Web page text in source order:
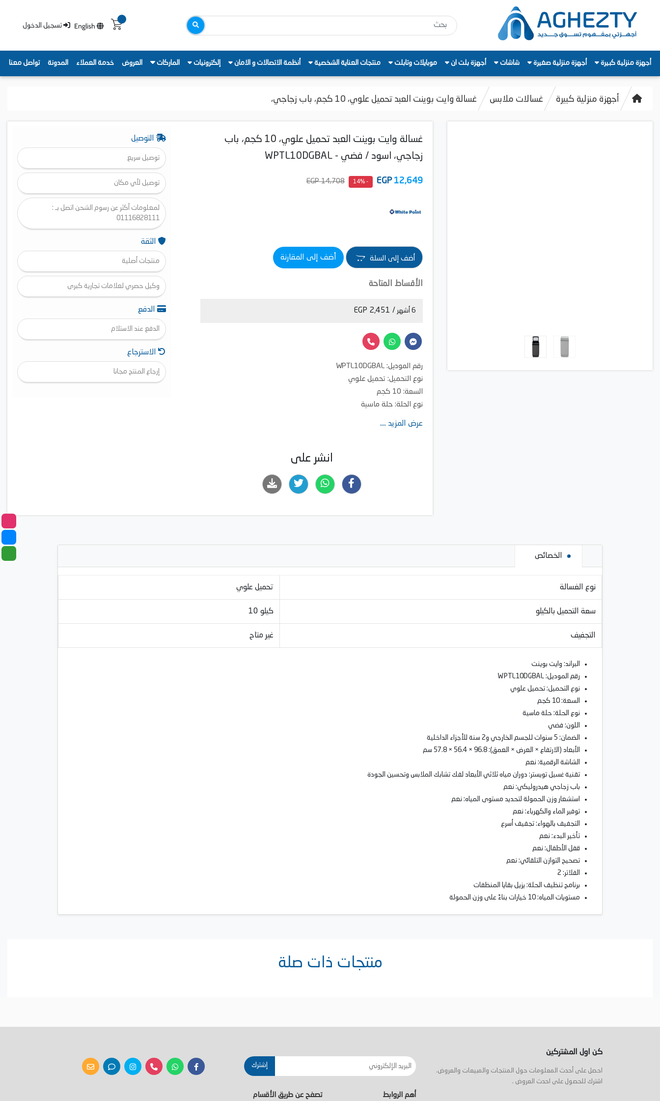
English تسجيل الدخول
أجهزة منزلية كبيرة أجهزة منزلية صغيرة شاشات أجهزة بلت ان موبايلات وتابلت منتجات العناية الشخصية أنظمة الاتصالات و الامان إلكترونيات الماركات العروض خدمة العملاء المدونة تواصل معنا
أجهزة منزلية كبيرة غسالات ملابس غسالة وايت بوينت العبد تحميل علوي، 10 كجم، باب زجاجي،
غسالة وايت بوينت العبد تحميل علوي، 10 كجم، باب
زجاجي، اسود / فضي - WPTL10DGBAL
12,649
EGP
- 14%
14,708 EGP
أضف إلى السلة أضف إلى المقارنة
الأقساط المتاحة
6 أشهر / 2,451 EGP
رقم الموديل: WPTL10DGBAL
نوع التحميل: تحميل علوي
السعة: 10 كجم
نوع الحلة: حلة ماسية
الضمان: 5 سنوات للجسم الخارجي و2 سنة للأجزاء الداخلية
عرض المزيد ....
انشر على
التوصيل
توصيل سريع
توصيل لأي مكان
لمعلومات أكثر عن رسوم الشحن اتصل بـ :
01116828111
الثقة
منتجات أصلية
وكيل حصري لعلامات تجارية كبرى
الدفع
الدفع عند الاستلام
الاسترجاع
إرجاع المنتج مجانا
الخصائص
نوع الغسالة تحميل علوي
سعة التحميل بالكيلو 10 كيلو
التجفيف غير متاح
البراند: وايت بوينت
رقم الموديل: WPTL10DGBAL
نوع التحميل: تحميل علوي
السعة: 10 كجم
نوع الحلة: حلة ماسية
اللون: فضي
الضمان: 5 سنوات للجسم الخارجي و2 سنة للأجزاء الداخلية
الأبعاد (الارتفاع × العرض × العمق): 96.8 × 56.4 × 57.8 سم
الشاشة الرقمية: نعم
تقنية غسيل تويستر: دوران مياه ثلاثي الأبعاد لفك تشابك الملابس وتحسين الجودة
باب زجاجي هيدروليكي: نعم
استشعار وزن الحمولة لتحديد مستوى المياه: نعم
توفير الماء والكهرباء: نعم
التجفيف بالهواء: تجفيف أسرع
تأخير البدء: نعم
قفل الأطفال: نعم
تصحيح التوازن التلقائي: نعم
الفلاتر: 2
برنامج تنظيف الحلة: يزيل بقايا المنظفات
مستويات المياه: 10 خيارات بناءً على وزن الحمولة
منتجات ذات صلة
كن اول المشتركين
احصل على أحدث المعلومات حول المنتجات والمبيعات والعروض.
اشترك للحصول على احدث العروض .
إشترك
أهم الروابط تصفح عن طريق الأقسام